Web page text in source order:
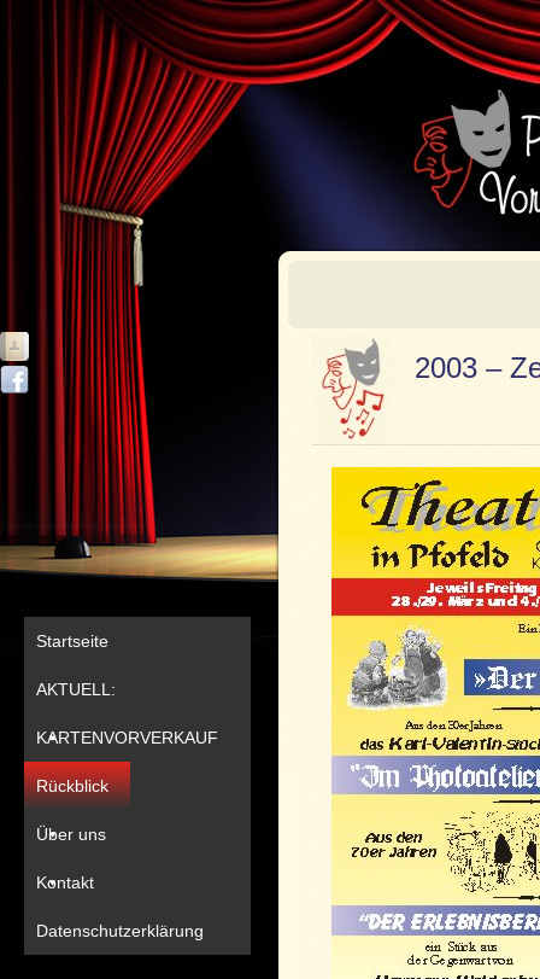
Startseite
AKTUELL:
KARTENVORVERKAUF
Rückblick
Über uns
Kontakt
Datenschutzerklärung
2003 –